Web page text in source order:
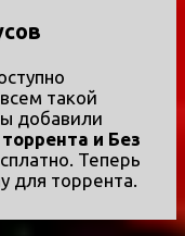
такой
добавили
и Без
Теперь
для торрента.